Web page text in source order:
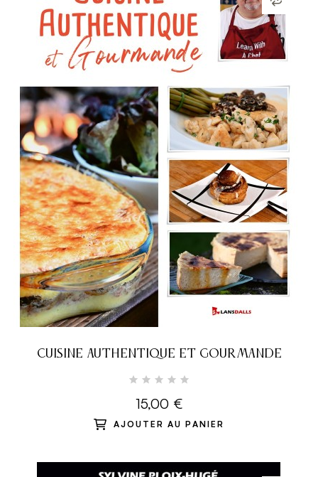
CUISINE AUTHENTIQUE ET GOURMANDE
15,00 €
AJOUTER AU PANIER